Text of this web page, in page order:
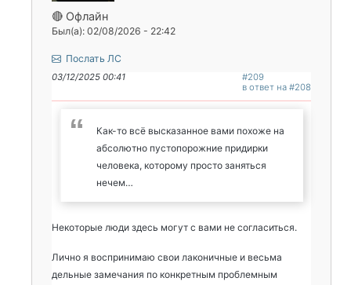
🔴 Офлайн
Был(а): 02/08/2026 - 22:42
Послать ЛС
03/12/2025 00:41
#209
в ответ на #208
Как-то всё высказанное вами похоже на
абсолютно пустопорожние придирки
человека, которому просто заняться
нечем…
Некоторые люди здесь могут с вами не согласиться.
Лично я воспринимаю свои лаконичные и весьма
дельные замечания по конкретным проблемным